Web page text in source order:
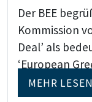
Der BEE
Kommission
Deal’ als
‘European
MEHR LESEN